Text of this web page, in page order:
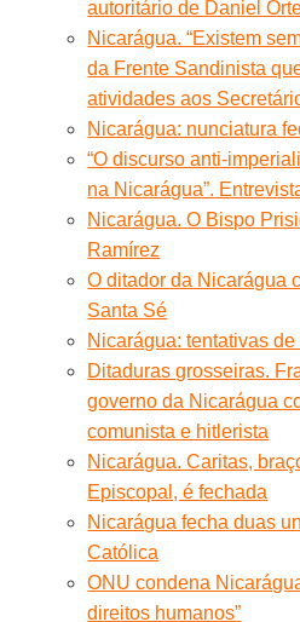
autoritário de Daniel
Nicarágua. “Existem
da Frente Sandinista
atividades aos
Nicarágua: nunciatura
“O discurso anti-
na Nicarágua”.
Nicarágua. O Bispo
Ramírez
O ditador da Nicarágua
Santa Sé
Nicarágua: tentativas
Ditaduras grosseiras.
governo da Nicarágua
comunista e hitlerista
Nicarágua. Caritas,
Episcopal, é fechada
Nicarágua fecha duas
Católica
ONU condena
direitos humanos”